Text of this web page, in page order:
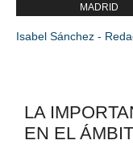
MADRID
Isabel Sánchez -
LA
EN EL